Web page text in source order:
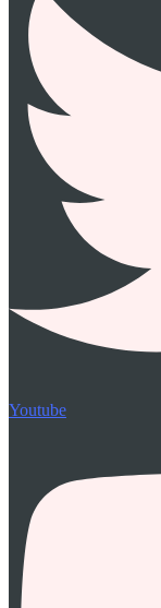
Youtube